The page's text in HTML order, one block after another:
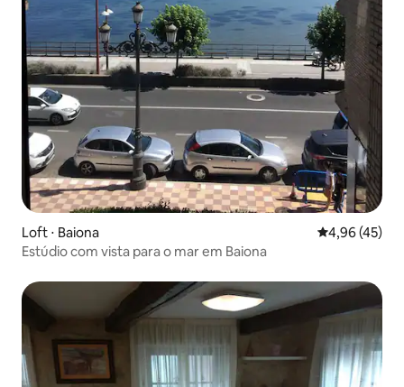
Loft ⋅ Baiona 4,96 de uma
4,96 (45)
Estúdio com vista para o mar em Baiona